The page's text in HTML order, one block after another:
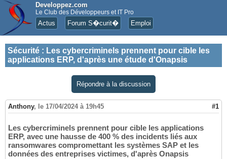
Developpez.com
Le Club des Développeurs et IT Pro
Actus Forum S�curit� Emploi
Sécurité : Les cybercriminels prennent pour cible les
applications ERP, d'après une étude d'Onapsis
Répondre à la discussion
Anthony, le 17/04/2024 à 19h45 #1
Les cybercriminels prennent pour cible les applications
ERP, avec une hausse de 400 % des incidents liés aux
ransomwares compromettant les systèmes SAP et les
données des entreprises victimes, d'après Onapsis